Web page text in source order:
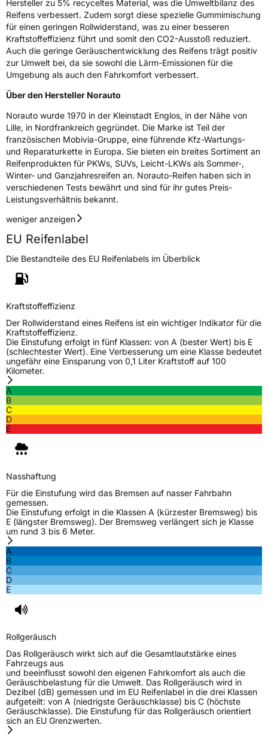
Hersteller zu 5% recyceltes Material, was die Umweltbilanz des
Reifens verbessert. Zudem sorgt diese spezielle Gummimischung
für einen geringen Rollwiderstand, was zu einer besseren
Kraftstoffeffizienz führt und somit den CO2-Ausstoß reduziert.
Auch die geringe Geräuschentwicklung des Reifens trägt positiv
zur Umwelt bei, da sie sowohl die Lärm-Emissionen für die
Umgebung als auch den Fahrkomfort verbessert.
Über den Hersteller Norauto
Norauto wurde 1970 in der Kleinstadt Englos, in der Nähe von
Lille, in Nordfrankreich gegründet. Die Marke ist Teil der
französischen Mobivia-Gruppe, eine führende Kfz-Wartungs-
und Reparaturkette in Europa. Sie bieten ein breites Sortiment an
Reifenprodukten für PKWs, SUVs, Leicht-LKWs als Sommer-,
Winter- und Ganzjahresreifen an. Norauto-Reifen haben sich in
verschiedenen Tests bewährt und sind für ihr gutes Preis-
Leistungsverhältnis bekannt.
weniger anzeigen
EU Reifenlabel
Die Bestandteile des EU Reifenlabels im Überblick
Kraftstoffeffizienz
Der Rollwiderstand eines Reifens ist ein wichtiger Indikator für die
Kraftstoffeffizienz.
Die Einstufung erfolgt in fünf Klassen: von A (bester Wert) bis E
(schlechtester Wert). Eine Verbesserung um eine Klasse bedeutet
ungefähr eine Einsparung von 0,1 Liter Kraftstoff auf 100
Kilometer.
A
B
C
D
E
Nasshaftung
Für die Einstufung wird das Bremsen auf nasser Fahrbahn
gemessen.
Die Einstufung erfolgt in die Klassen A (kürzester Bremsweg) bis
E (längster Bremsweg). Der Bremsweg verlängert sich je Klasse
um rund 3 bis 6 Meter.
A
B
C
D
E
Rollgeräusch
Das Rollgeräusch wirkt sich auf die Gesamtlautstärke eines
Fahrzeugs aus
und beeinflusst sowohl den eigenen Fahrkomfort als auch die
Geräuschbelastung für die Umwelt. Das Rollgeräusch wird in
Dezibel (dB) gemessen und im EU Reifenlabel in die drei Klassen
aufgeteilt: von A (niedrigste Geräuschklasse) bis C (höchste
Geräuschklasse). Die Einstufung für das Rollgeräusch orientiert
sich an EU Grenzwerten.